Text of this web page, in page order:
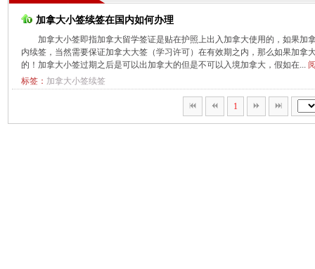
加拿大小签续签在国内如何办理
加拿大小签即指加拿大留学签证是贴在护照上出入加拿大使用的，如果加
内续签，当然需要保证加拿大大签（学习许可）在有效期之内，那么如果加拿
的！加拿大小签过期之后是可以出加拿大的但是不可以入境加拿大，假如在...
标签： 加拿大小签续签
1